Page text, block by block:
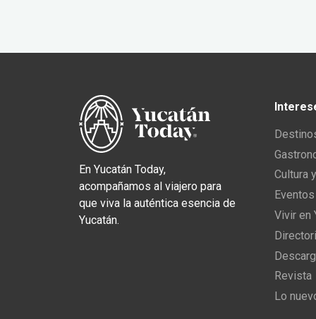
En Yucatán Today,
acompañamos al viajero para
que viva la auténtica esencia de
Yucatán.
Cultura
Vivir en
Revista
Lo